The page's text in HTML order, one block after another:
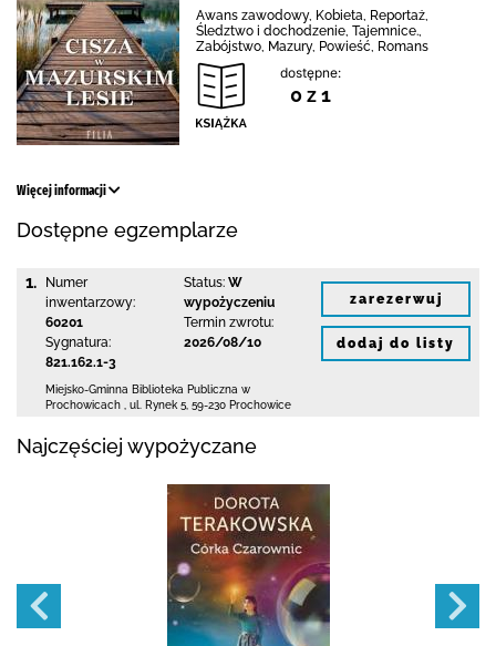
Awans zawodowy, Kobieta, Reportaż,
Śledztwo i dochodzenie, Tajemnice.,
Zabójstwo, Mazury, Powieść, Romans
dostępne:
0 z 1
Więcej informacji
Dostępne egzemplarze
1.
Numer
inwentarzowy:
60201
Sygnatura:
821.162.1-3
Status: W
wypożyczeniu
Termin zwrotu:
2026/08/10
Miejsko-Gminna Biblioteka Publiczna w
Prochowicach
ul. Rynek 5 59-230 Prochowice
zarezerwuj
dodaj do listy
Najczęściej wypożyczane